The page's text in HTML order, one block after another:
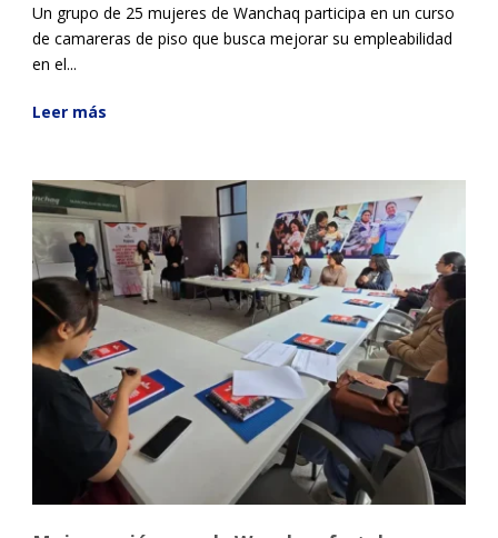
Un grupo de 25 mujeres de Wanchaq participa en un curso
de camareras de piso que busca mejorar su empleabilidad
en el...
Leer más